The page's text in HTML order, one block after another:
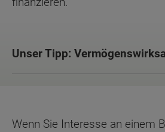
Unser Tipp:
Wenn Sie Interesse an einem